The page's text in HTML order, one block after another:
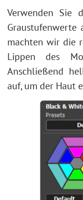
Verwenden Sie
Graustufenwerte
machten wir die
Lippen des
Anschließend
auf, um der Haut